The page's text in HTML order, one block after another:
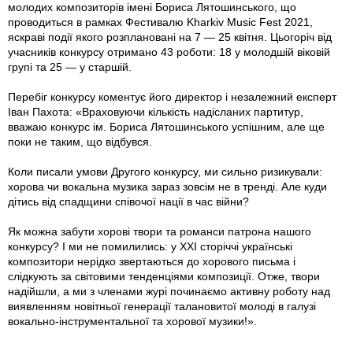
молодих композиторів імені Бориса Лятошинського, що
проводиться в рамках Фестивалю Kharkiv Music Fest 2021,
яскраві події якого розплановані на 7 — 25 квітня. Цьогоріч від
учасників конкурсу отримано 43 роботи: 18 у молодшій віковій
групі та 25 — у старшій.
Перебіг конкурсу коментує його директор і незалежний експерт
Іван Пахота: «Враховуючи кількість надісланих партитур,
вважаю конкурс ім. Бориса Лятошинського успішним, але ще
поки не таким, що відбувся.
Коли писали умови Другого конкурсу, ми сильно ризикували:
хорова чи вокальна музика зараз зовсім не в тренді. Але куди
дітись від спадщини співочої нації в час війни?
Як можна забути хорові твори та романси патрона нашого
конкурсу? І ми не помилились: у ХХІ сторіччі українські
композитори нерідко звертаються до хорового письма і
слідкують за світовими тенденціями композиції. Отже, твори
надійшли, а ми з членами журі починаємо активну роботу над
виявленням новітньої генерації талановитої молоді в галузі
вокально-інструментальної та хорової музики!».